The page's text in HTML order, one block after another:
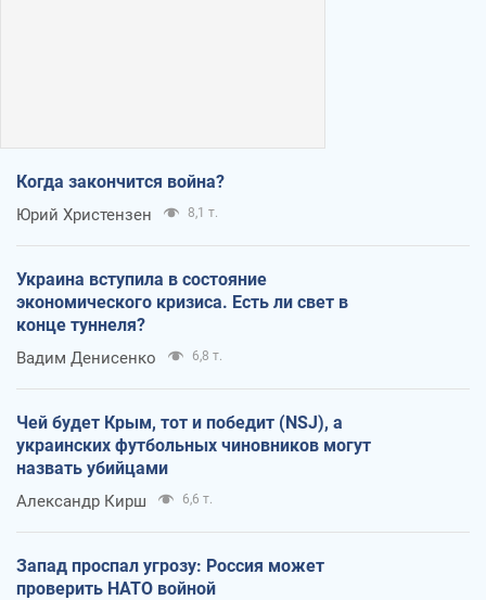
Когда закончится война?
Юрий Христензен 8,1 т.
Украина вступила в состояние
экономического кризиса. Есть ли свет в
конце туннеля?
Вадим Денисенко 6,8 т.
Чей будет Крым, тот и победит (NSJ), а
украинских футбольных чиновников могут
назвать убийцами
Александр Кирш 6,6 т.
Запад проспал угрозу: Россия может
проверить НАТО войной